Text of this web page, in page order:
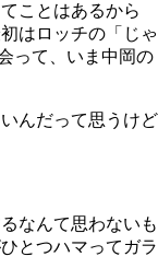
ことはあるから
はロッチの「じゃ
って、いま中岡の
んだって思うけど
なんて思わないも
とつハマってガラ